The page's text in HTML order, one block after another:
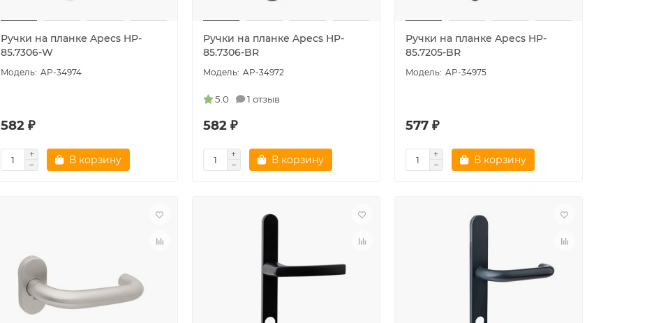
Ручки на планке Apecs HP-
85.7306-W
AP-34974
582 ₽
В корзину
Ручки на планке Apecs HP-
85.7306-BR
AP-34972
5.0 1 отзыв
582 ₽
В корзину
Ручки на планке Apecs HP-
85.7205-BR
AP-34975
577 ₽
В корзину